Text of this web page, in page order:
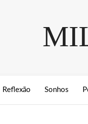
Reflexão Sonhos